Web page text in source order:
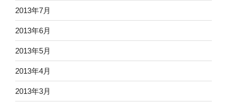
2013年7月
2013年6月
2013年5月
2013年4月
2013年3月